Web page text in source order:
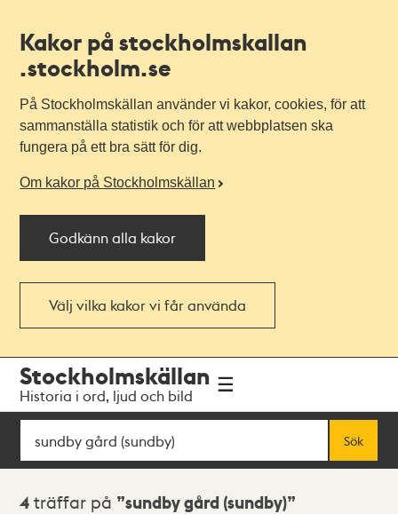
Kakor på stockholmskallan
.stockholm.se
På Stockholmskällan använder vi kakor, cookies, för att
sammanställa statistik och för att webbplatsen ska
fungera på ett bra sätt för dig.
Om kakor på Stockholmskällan
Godkänn alla kakor
Välj vilka kakor vi får använda
navigationen
huvudinnehållet
Stockholmskällan
Historia i ord, ljud och bild
Sök
Sök
Sökresultat
4 träffar på sundby gård (sundby)